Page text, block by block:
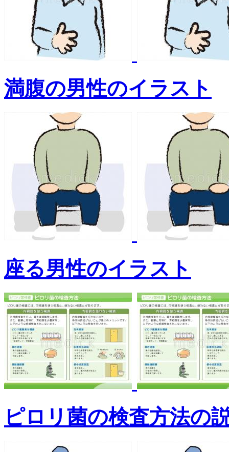
満腹の男性のイラスト
座る男性のイラスト
ピロリ菌の検査方法の